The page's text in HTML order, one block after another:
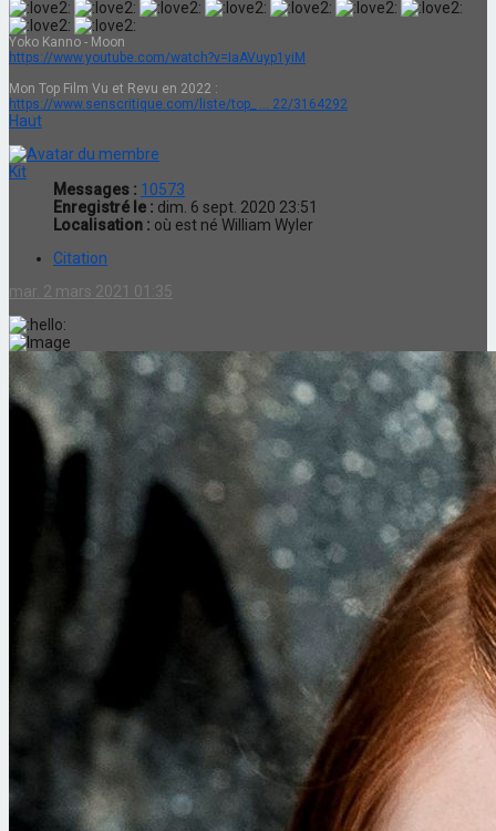
Yoko Kanno - Moon
https://www.youtube.com/watch?v=IaAVuyp1yiM
Mon Top Film Vu et Revu en 2022 :
https://www.senscritique.com/liste/top_ ... 22/3164292
Haut
Kit
Messages : 10573
Enregistré le : dim. 6 sept. 2020 23:51
Localisation : où est né William Wyler
Citation
mar. 2 mars 2021 01:35